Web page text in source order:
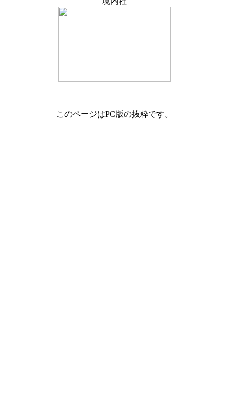
このページはPC版の抜粋です。